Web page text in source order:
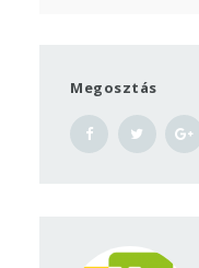
Megosztás